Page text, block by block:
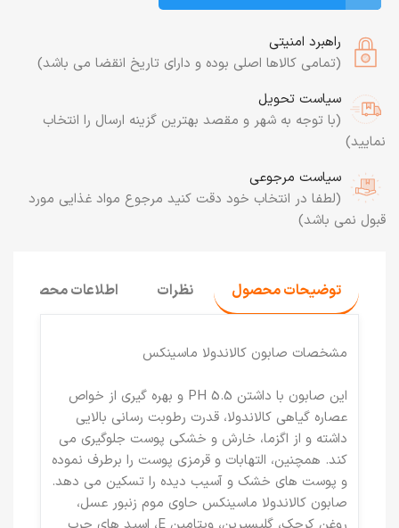
راهبرد امنیتی
(تمامی کالاها اصلی بوده و دارای تاریخ انقضا می باشد)
سیاست تحویل
(با توجه به شهر و مقصد بهترین گزینه ارسال را انتخاب
نمایید)
سیاست مرجوعی
(لطفا در انتخاب خود دقت کنید مرجوع مواد غذایی مورد
قبول نمی باشد)
توضیحات محصول نظرات اطلاعات محصول
مشخصات صابون کالاندولا ماسینکس
این صابون با داشتن PH 5.5 و بهره گیری از خواص
عصاره گیاهی کالاندولا، قدرت رطوبت رسانی بالایی
داشته و از اگزما، خارش و خشکی پوست جلوگیری می
کند. همچنین، التهابات و قرمزی پوست را برطرف نموده
و پوست های خشک و آسیب دیده را تسکین می دهد.
صابون کالاندولا ماسینکس حاوی موم زنبور عسل،